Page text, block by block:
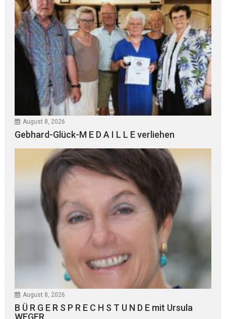
August 8, 2026
Gebhard-Glück-M E D A I L L E verliehen
August 8, 2026
B Ü R G E R S P R E C H S T U N D E mit Ursula